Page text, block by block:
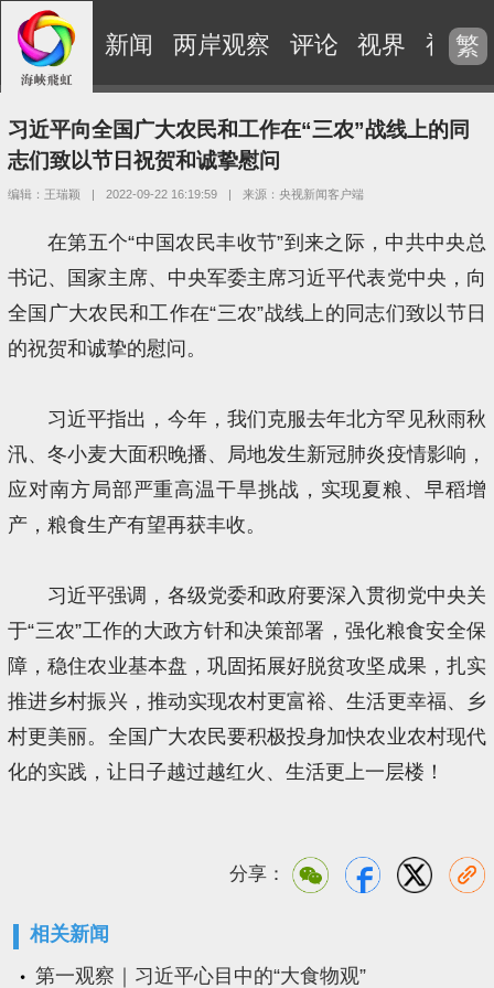
新闻 两岸观察 评论 视界 视频
繁
习近平向全国广大农民和工作在“三农”战线上的同
志们致以节日祝贺和诚挚慰问
编辑：王瑞颖 | 2022-09-22 16:19:59 | 来源：央视新闻客户端
在第五个“中国农民丰收节”到来之际，中共中央总
书记、国家主席、中央军委主席习近平代表党中央，向
全国广大农民和工作在“三农”战线上的同志们致以节日
的祝贺和诚挚的慰问。
习近平指出，今年，我们克服去年北方罕见秋雨秋
汛、冬小麦大面积晚播、局地发生新冠肺炎疫情影响，
应对南方局部严重高温干旱挑战，实现夏粮、早稻增
产，粮食生产有望再获丰收。
习近平强调，各级党委和政府要深入贯彻党中央关
于“三农”工作的大政方针和决策部署，强化粮食安全保
障，稳住农业基本盘，巩固拓展好脱贫攻坚成果，扎实
推进乡村振兴，推动实现农村更富裕、生活更幸福、乡
村更美丽。全国广大农民要积极投身加快农业农村现代
化的实践，让日子越过越红火、生活更上一层楼！
分享：
相关新闻
第一观察｜习近平心目中的“大食物观”